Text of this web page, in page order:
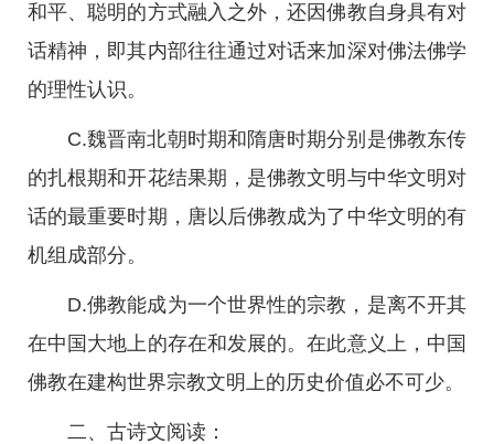
和平、聪明的方式融入之外，还因佛教自身具有对
话精神，即其内部往往通过对话来加深对佛法佛学
的理性认识。
C.魏晋南北朝时期和隋唐时期分别是佛教东传
的扎根期和开花结果期，是佛教文明与中华文明对
话的最重要时期，唐以后佛教成为了中华文明的有
机组成部分。
D.佛教能成为一个世界性的宗教，是离不开其
在中国大地上的存在和发展的。在此意义上，中国
佛教在建构世界宗教文明上的历史价值必不可少。
二、古诗文阅读：